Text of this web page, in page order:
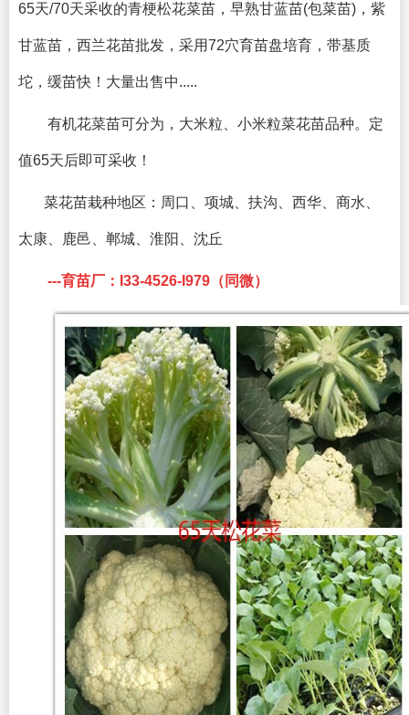
65天/70天采收的青梗松花菜苗，早熟甘蓝苗(包菜苗​)，紫
甘蓝苗，西兰花苗批发，采用72穴育苗盘培育，带基质
坨，缓苗快！大量出售中.....
有机花菜苗可分为，大米粒、小米粒菜花苗品种。定
值65天后即可采收！
菜花苗栽种地区： 周口、项城、扶沟、西华、商水、
太康、鹿邑、郸城、淮阳、沈丘
---育苗厂：I33-4526-I979（同微）